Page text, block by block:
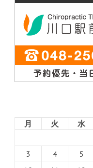
月 火 水
3
4 5